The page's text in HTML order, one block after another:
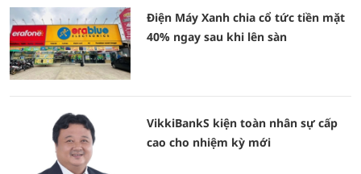
Điện Máy Xanh chia cổ tức tiền mặt
40% ngay sau khi lên sàn
VikkiBankS kiện toàn nhân sự cấp
cao cho nhiệm kỳ mới